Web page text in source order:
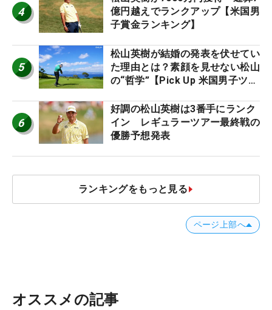
4
億円越えでランクアップ【米国男
子賞金ランキング】
5
松山英樹が結婚の発表を伏せてい
た理由とは？素顔を見せない松山
の“哲学”【Pick Up 米国男子ツア
6
好調の松山英樹は3番手にランク
イン レギュラーツアー最終戦の
優勝予想発表
ランキングをもっと見る
ページ上部へ
オススメの記事